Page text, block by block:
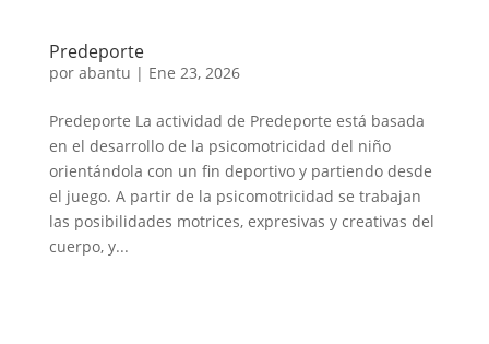
Predeporte
por abantu | Ene 23, 2026
Predeporte La actividad de Predeporte está basada
en el desarrollo de la psicomotricidad del niño
orientándola con un fin deportivo y partiendo desde
el juego. A partir de la psicomotricidad se trabajan
las posibilidades motrices, expresivas y creativas del
cuerpo, y...